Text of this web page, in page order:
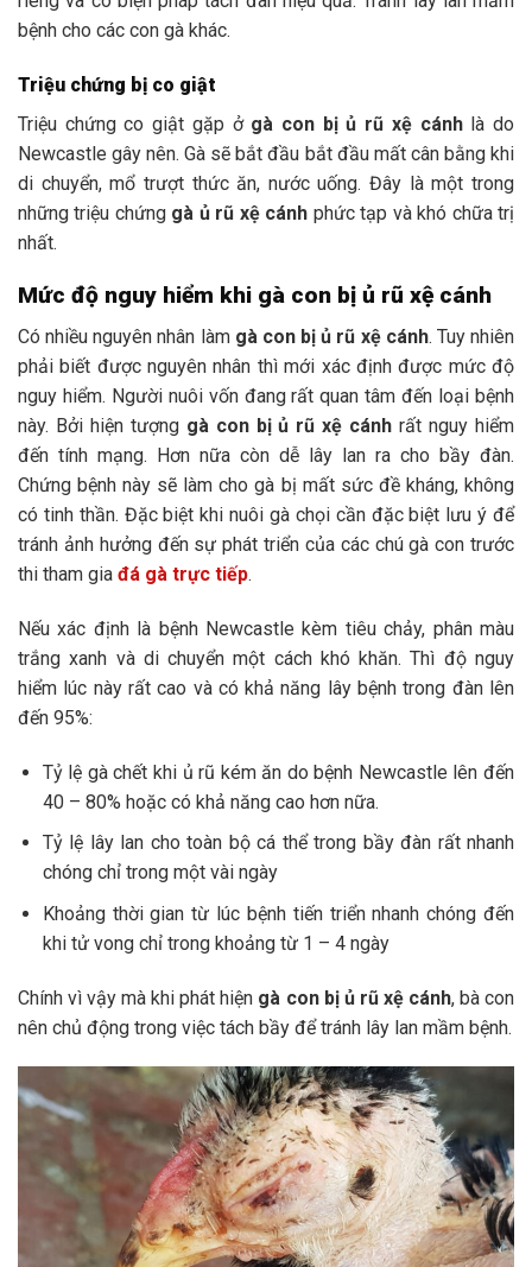
bệnh cho các con gà khác.
Triệu chứng bị co giật
Triệu chứng co giật gặp ởgà con bị ủ rũ xệ cánhlà do
Newcastle gây nên. Gà sẽ bắt đầu bắt đầu mất cân bằng khi
di chuyển, mổ trượt thức ăn, nước uống. Đây là một trong
những triệu chứng gà ủ rũ xệ cánh phức tạp và khó chữa trị
nhất.
Mức độ nguy hiểm khi gà con bị ủ rũ xệ cánh
Có nhiều nguyên nhân làmgà con bị ủ rũ xệ cánh. Tuy nhiên
phải biết được nguyên nhân thì mới xác định được mức độ
nguy hiểm. Người nuôi vốn đang rất quan tâm đến loại bệnh
này. Bởi hiện tượng gà con bị ủ rũ xệ cánh rất nguy hiểm
đến tính mạng. Hơn nữa còn dễ lây lan ra cho bầy đàn.
Chứng bệnh này sẽ làm cho gà bị mất sức đề kháng, không
có tinh thần. Đặc biệt khi nuôi gà chọi cần đặc biệt lưu ý để
tránh ảnh hưởng đến sự phát triển của các chú gà con trước
thi tham gia đá gà trực tiếp.
Nếu xác định là bệnh Newcastle kèm tiêu chảy, phân màu
trắng xanh và di chuyển một cách khó khăn. Thì độ nguy
hiểm lúc này rất cao và có khả năng lây bệnh trong đàn lên
đến 95%:
Tỷ lệ gà chết khi ủ rũ kém ăn do bệnh Newcastle lên đến
40 – 80% hoặc có khả năng cao hơn nữa.
Tỷ lệ lây lan cho toàn bộ cá thể trong bầy đàn rất nhanh
chóng chỉ trong một vài ngày
Khoảng thời gian từ lúc bệnh tiến triển nhanh chóng đến
khi tử vong chỉ trong khoảng từ 1 – 4 ngày
Chính vì vậy mà khi phát hiện gà con bị ủ rũ xệ cánh, bà con
nên chủ động trong việc tách bầy để tránh lây lan mầm bệnh.